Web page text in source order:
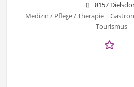
8157
Medizin / Pflege / Therapie |
Tourismus